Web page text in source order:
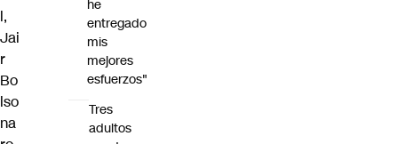
l,
Jai
r
Bo
lso
na
he
entregado
mis
mejores
esfuerzos"
Tres
adultos